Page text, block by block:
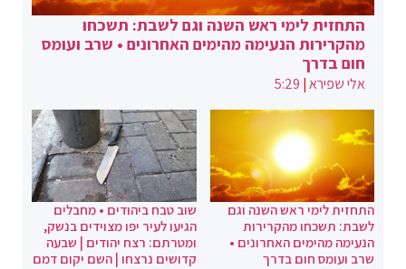
התחזית לימי ראש השנה וגם לשבת: תשכחו
מהקרירות הנעימה מהימים האחרונים • שרב ועומס
חום בדרך
אלי שפירא|
5:29
התחזית לימי ראש השנה וגם
לשבת: תשכחו מהקרירות
הנעימה מהימים האחרונים •
שרב ועומס חום בדרך
שוב טבח ביהודים • מחבלים
הגיעו לעיר יפו מצוידים בנשק,
ומטרתם: רצח יהודים | שבעה
קדושים נרצחו | השם יקום דמם